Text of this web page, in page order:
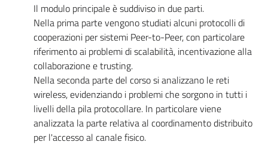
Il modulo principale è suddiviso in due parti.
Nella prima parte vengono studiati alcuni protocolli di
cooperazioni per sistemi Peer-to-Peer, con particolare
riferimento ai problemi di scalabilità, incentivazione alla
collaborazione e trusting.
Nella seconda parte del corso si analizzano le reti
wireless, evidenziando i problemi che sorgono in tutti i
livelli della pila protocollare. In particolare viene
analizzata la parte relativa al coordinamento distribuito
per l'accesso al canale fisico.